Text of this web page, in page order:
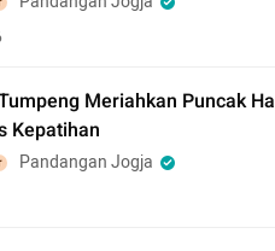
Meriahkan Puncak
Kepatihan
Pandangan Jogja